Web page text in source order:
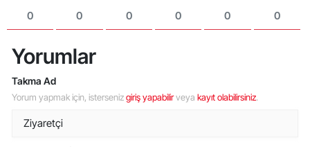
0 0 0 0 0 0
Yorumlar
Takma Ad
Yorum yapmak için, istersenizgiriş yapabilirveya kayıt olabilirsiniz.